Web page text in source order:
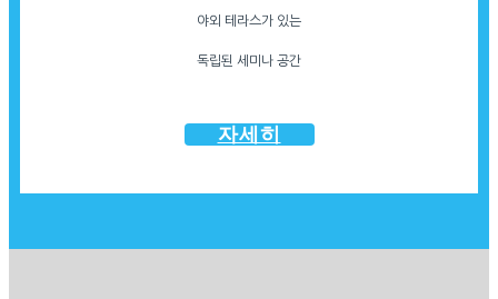
야외 테라스가 있는
독립된 세미나 공간
자세히